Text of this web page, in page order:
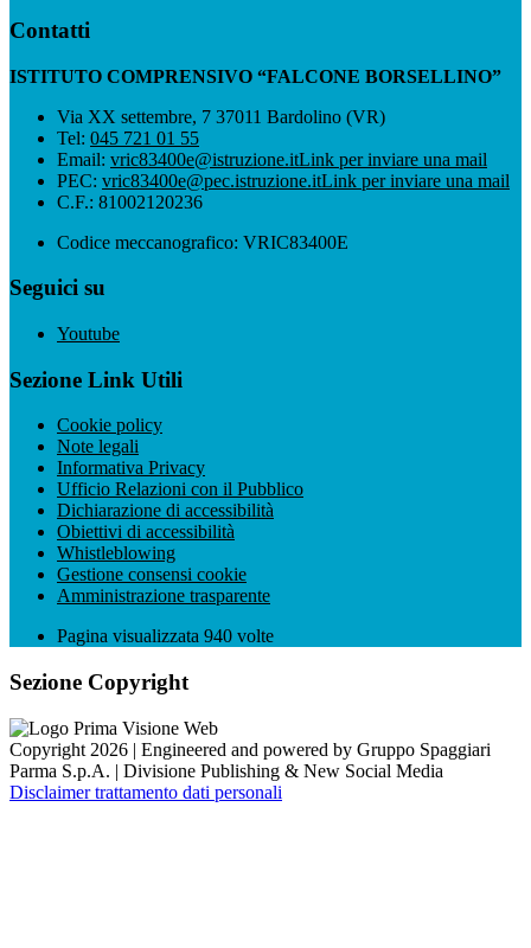
Contatti
ISTITUTO COMPRENSIVO “FALCONE BORSELLINO”
Via XX settembre, 7 37011 Bardolino (VR)
Tel: 045 721 01 55
Email: vric83400e@istruzione.itLink per inviare una mail
PEC: vric83400e@pec.istruzione.itLink per inviare una mail
C.F.: 81002120236
Codice meccanografico: VRIC83400E
Seguici su
Youtube
Sezione Link Utili
Cookie policy
Note legali
Informativa Privacy
Ufficio Relazioni con il Pubblico
Dichiarazione di accessibilità
Obiettivi di accessibilità
Whistleblowing
Gestione consensi cookie
Amministrazione trasparente
Pagina visualizzata 940 volte
Sezione Copyright
Copyright 2026 | Engineered and powered by Gruppo Spaggiari
Parma S.p.A. | Divisione Publishing & New Social Media
Disclaimer trattamento dati personali